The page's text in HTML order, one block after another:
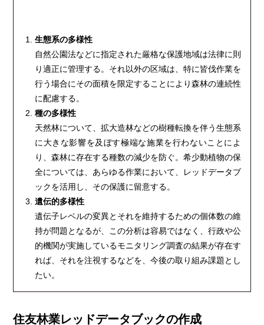
生態系の多様性
自然公園法などに指定された厳格な保護地域は法律に則
り適正に管理する。それ以外の区域は、特に皆伐作業を
行う場合にその面積を限定することにより森林の連続性
に配慮する。
種の多様性
天然林について、拡大造林などの樹種転換を伴う生態系
に大きな影響を及ぼす極端な施業を行わないことによ
り、森林に存在する種数の減少を防ぐ。希少動植物の保
全については、あらゆる作業において、レッドデータブ
ックを活用し、その保護に留意する。
遺伝的多様性
遺伝子レベルの変異とそれを維持するための個体数の維
持が問題となるが、この分析は容易ではなく、行政や公
的機関が実施しているモニタリング調査の結果が存在す
れば、それを注視するなどを、今後の取り組み課題とし
たい。
住友林業レッドデータブックの作成